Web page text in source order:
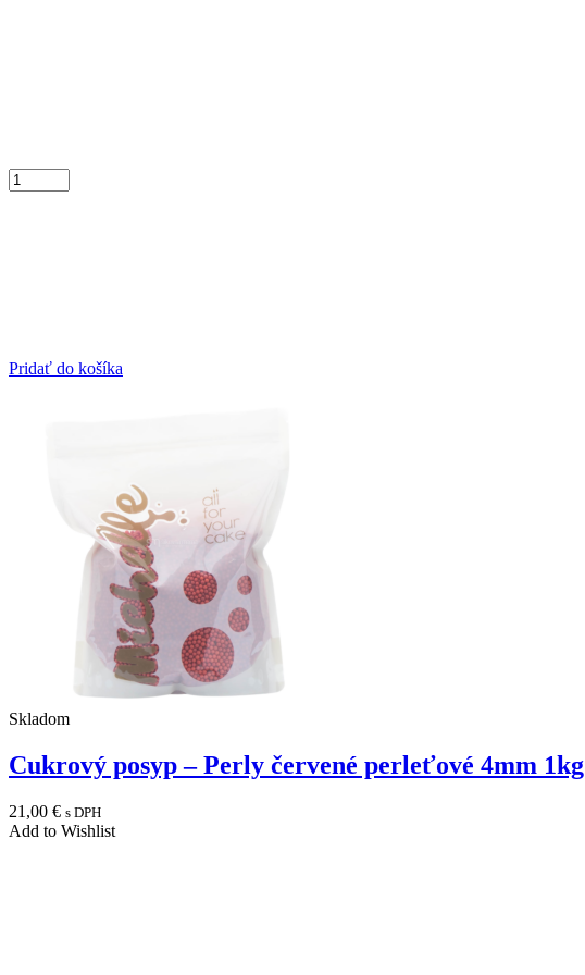
Pridať do košíka
Skladom
Cukrový posyp – Perly červené perleťové 4mm 1kg
21,00 € s DPH
Add to Wishlist